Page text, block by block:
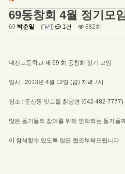
69동창회 4월 정기모
69 박춘일 ( ) 1건 882회
대전고등학교 제 69 회 동창회 정기 모임
일시 : 2013년 4월 12일 (금) 저녁 7시
장소 : 둔산동 맛고을 칡냉면 (042-482-7777)
많은 동기들의 참여를 위해 연락되는 동기들
이 참석할수 있도록 많은 협조부탁드립니다